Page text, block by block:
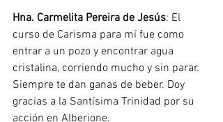
Hna. Carmelita Pereira de Jesús: El
curso de Carisma para mí fue como
entrar a un pozo y encontrar agua
cristalina, corriendo mucho y sin parar.
Siempre te dan ganas de beber. Doy
gracias a la Santísima Trinidad por su
acción en Alberione.